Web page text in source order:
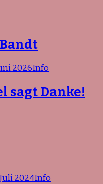
2026Info
sagt Danke!
2024Info